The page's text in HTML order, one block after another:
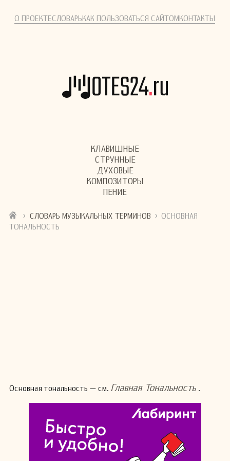
О ПРОЕКТЕСЛОВАРЬКАК ПОЛЬЗОВАТЬСЯ САЙТОМКОНТАКТЫ
КЛАВИШНЫЕ
СТРУННЫЕ
ДУХОВЫЕ
КОМПОЗИТОРЫ
ПЕНИЕ
› СЛОВАРЬ МУЗЫКАЛЬНЫХ ТЕРМИНОВ › ОСНОВНАЯ
ТОНАЛЬНОСТЬ
Основная тональность — см. Главная Тональность .